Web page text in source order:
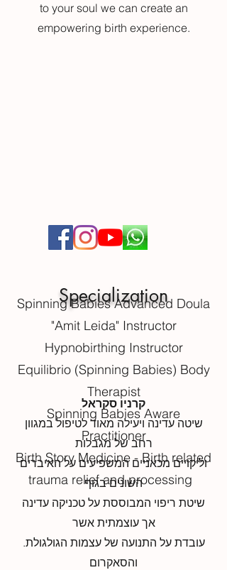
to your soul we can create an
empowering birth experience.
Spinning Babies Advanced Doula
"Amit Leida" Instructor
Hypnobirthing Instructor
Equilibrio (Spinning Babies) Body
Therapist
Spinning Babies Aware
Practitioner
Birth Story Medicine - Birth related
trauma relief and processing
קרניו סקראל
שיטה עדינה ויעילה מאוד לטיפול במגוון
רחב של מגבלות
וליקויים מכאניים המשפיעים על האיברים
השונים בגוף
שיטת ריפוי המבוססת על טכניקה עדינה
אך עוצמתית אשר
.עובדת על התנועה של עצמות הגולגולת
והסאקרום
Specialization